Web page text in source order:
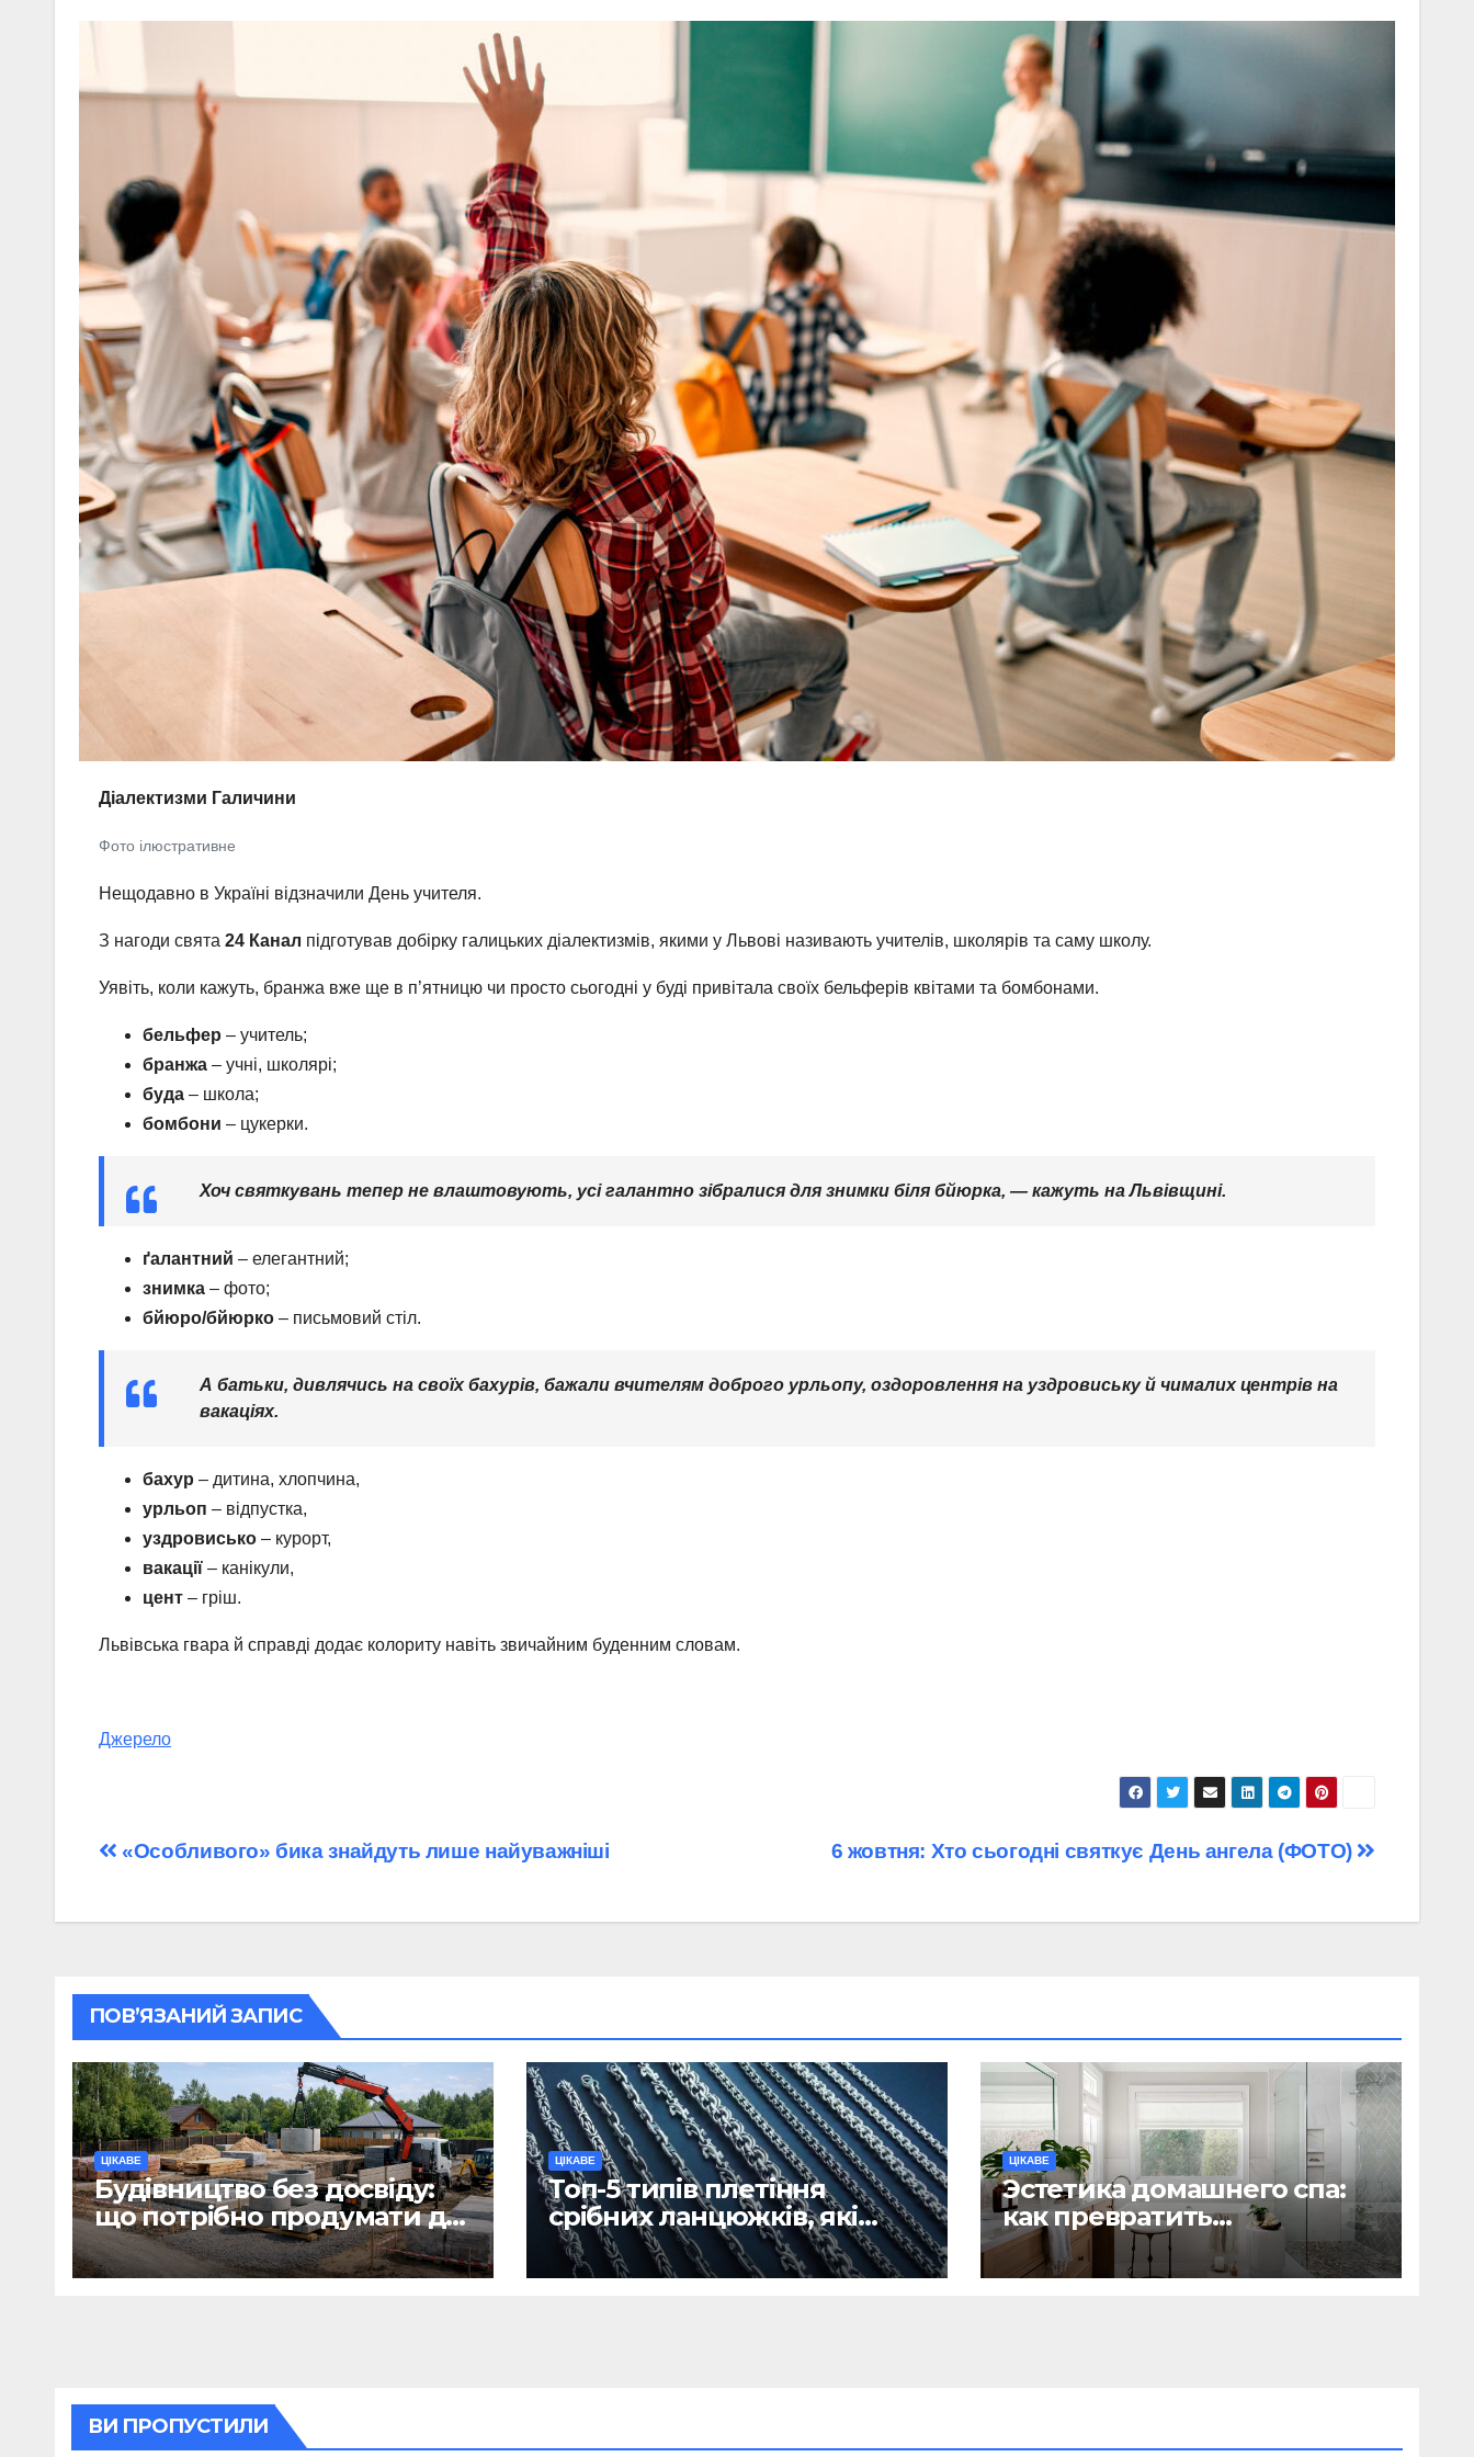
Діалектизми Галичини
Фото ілюстративне
Нещодавно в Україні відзначили День учителя.
З нагоди свята 24 Канал підготував добірку галицьких діалектизмів, якими у Львові називають учителів, школярів та саму школу.
Уявіть, коли кажуть, бранжа вже ще в п’ятницю чи просто сьогодні у буді привітала своїх бельферів квітами та бомбонами.
бельфер – учитель;
бранжа – учні, школярі;
буда – школа;
бомбони – цукерки.
Хоч святкувань тепер не влаштовують, усі галантно зібралися для знимки біля бйюрка, — кажуть на Львівщині.
ґалантний – елегантний;
знимка – фото;
бйюро/бйюрко – письмовий стіл.
А батьки, дивлячись на своїх бахурів, бажали вчителям доброго урльопу, оздоровлення на уздровиську й чималих центрів на
вакаціях.
бахур – дитина, хлопчина,
урльоп – відпустка,
уздровисько – курорт,
вакації – канікули,
цент – гріш.
Львівська гвара й справді додає колориту навіть звичайним буденним словам.
Джерело
Навігація
6 жовтня: Хто сьогодні святкує День ангела (ФОТО)
«Особливого» бика знайдуть лише найуважніші
ПОВ’ЯЗАНИЙ ЗАПИС
ЦІКАВЕ
Будівництво без досвіду:
що потрібно продумати до
першої доставки на
ділянку
ЦІКАВЕ
Топ-5 типів плетіння
срібних ланцюжків, які
вважаються
найнадійнішими
ЦІКАВЕ
Эстетика домашнего спа:
как превратить
ежедневную гигиену в
восстанавливающий
ВИ ПРОПУСТИЛИ